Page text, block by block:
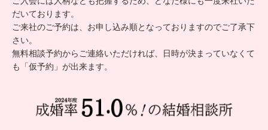
だいております。
ご来社のご予約は、お申し込み順となっておりますのでご了承下
さい。
無料相談予約からご連絡いただければ、日時が決まっていなくて
も「仮予約」が出来ます。